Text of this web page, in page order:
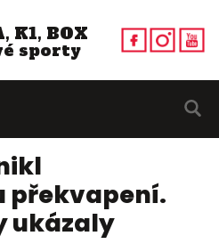
K1, BOX
sporty
překvapení.
ukázaly